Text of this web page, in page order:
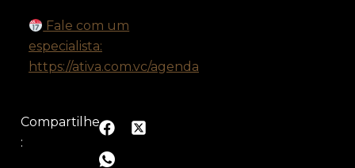
Fale com um
especialista:
https://ativa.com.vc/agenda
Compartilhe
: